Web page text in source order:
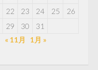
22 23 24 25
26
29 30
31
« 11月
1月 »